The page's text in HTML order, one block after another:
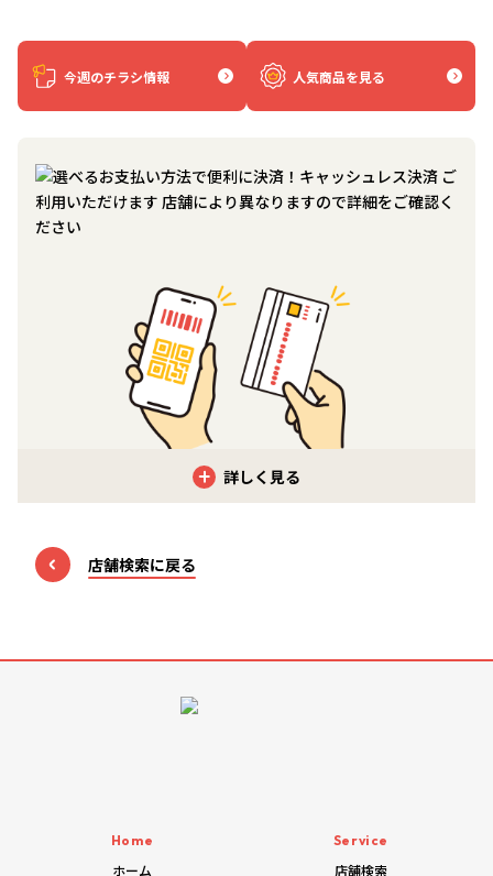
今週のチラシ情報 人気商品を見る
「VISA」「MasterCard」「JCB」「AMERICAN EXPRESS」
店舗検索に戻る
Home
ホーム
Service
店舗検索